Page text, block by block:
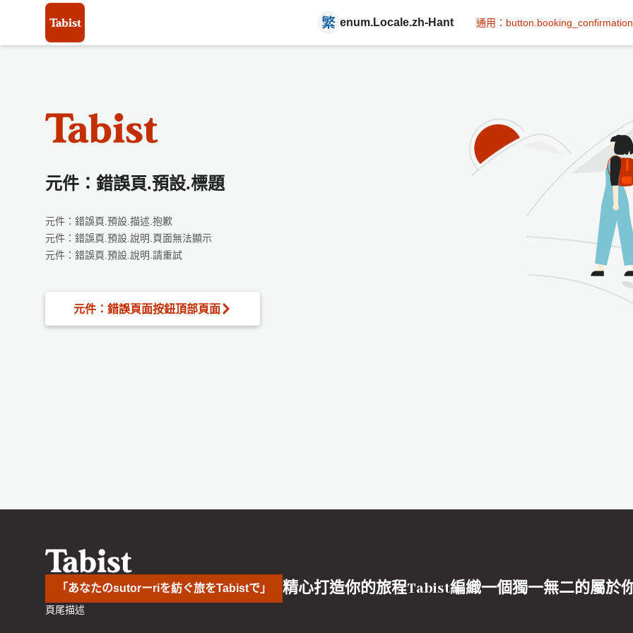
enum.Locale.zh-Hant 通用：button.booking_confirmation
元件：錯誤頁.預設.標題
元件：錯誤頁.預設.描述.抱歉
元件：錯誤頁.預設.說明.頁面無法顯示
元件：錯誤頁.預設.說明.請重試
元件：錯誤頁面按鈕頂部頁面
「あなたのsutorーriを紡ぐ旅をTabistで」 精心打造你的旅程Tabist編織一個獨一無二的屬於
頁尾描述